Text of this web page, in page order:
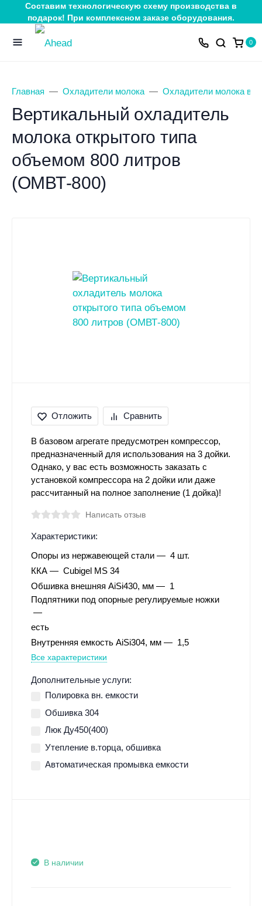
Составим технологическую схему производства в
подарок! При комплексном заказе оборудования.
0
Главная Охладители молока Охладители молока
Вертикальный охладитель
молока открытого типа
объемом 800 литров
(ОМВТ-800)
Отложить Сравнить
В базовом агрегате предусмотрен компрессор,
предназначенный для использования на 3 дойки.
Однако, у вас есть возможность заказать с
установкой компрессора на 2 дойки или даже
рассчитанный на полное заполнение (1 дойка)!
Написать отзыв
Характеристики:
Опоры из нержавеющей стали
4 шт.
ККА
Cubigel MS 34
Обшивка внешняя AiSi430, мм
1
Подпятники под опорные регулируемые ножки
есть
Внутренняя емкость AiSi304, мм
1,5
Все характеристики
Дополнительные услуги:
Полировка вн. емкости
Обшивка 304
Люк Ду450(400)
Утепление в.торца, обшивка
Автоматическая промывка емкости
В наличии